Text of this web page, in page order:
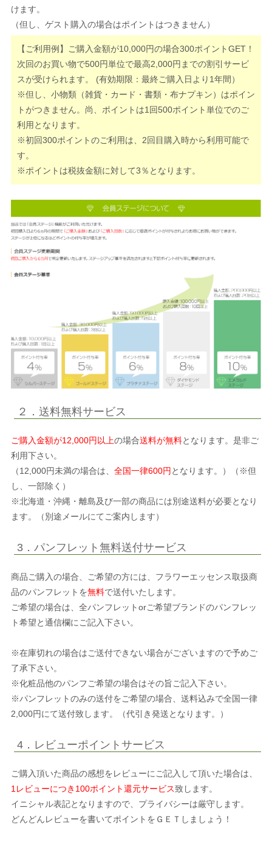
けます。
（但し、ゲスト購入の場合はポイントはつきません）
【ご利用例】ご購入金額が10,000円の場合300ポイントGET！
次回のお買い物で500円単位で最高2,000円までの割引サービ
スが受けられます。 (有効期限：最終ご購入日より1年間）
※但し、小物類（雑貨・カード・書類・布ナプキン）はポイン
トがつきません。尚、ポイントは1回500ポイント単位でのご
利用となります。
※初回300ポイントのご利用は、2回目購入時から利用可能で
す。
※ポイントは税抜金額に対して3％となります。
２．送料無料サービス
ご購入金額が12,000円以上の場合送料が無料となります。是非ご
利用下さい。
（12,000円未満の場合は、 全国一律600円 となります。）（※但
し、一部除く）
※北海道・沖縄・離島及び一部の商品には別途送料が必要となり
ます。（別途メールにてご案内します）
3．パンフレット無料送付サービス
商品ご購入の場合、ご希望の方には、フラワーエッセンス取扱商
品のパンフレットを無料で送付いたします。
ご希望の場合は、全パンフレットorご希望ブランドのパンフレッ
ト希望と通信欄にご記入下さい。
※在庫切れの場合はご送付できない場合がございますので予めご
了承下さい。
※化粧品他のパンフご希望の場合はその旨ご記入下さい。
※パンフレットのみの送付をご希望の場合、送料込みで全国一律
2,000円にて送付致します。（代引き発送となります。）
4．レビューポイントサービス
ご購入頂いた商品の感想をレビューにご記入して頂いた場合は、
1レビューにつき100ポイント還元サービス致します。
イニシャル表記となりますので、プライバシーは厳守します。
どんどんレビューを書いてポイントをＧＥＴしましょう！